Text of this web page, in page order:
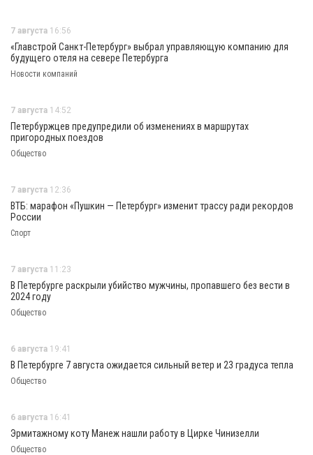
7 августа 16:56
«Главстрой Санкт-Петербург» выбрал управляющую компанию для
будущего отеля на севере Петербурга
Новости компаний
7 августа 14:52
Петербуржцев предупредили об изменениях в маршрутах
пригородных поездов
Общество
7 августа 12:36
ВТБ: марафон «Пушкин — Петербург» изменит трассу ради рекордов
России
Спорт
7 августа 11:23
В Петербурге раскрыли убийство мужчины, пропавшего без вести в
2024 году
Общество
6 августа 19:41
В Петербурге 7 августа ожидается сильный ветер и 23 градуса тепла
Общество
6 августа 16:41
Эрмитажному коту Манеж нашли работу в Цирке Чинизелли
Общество